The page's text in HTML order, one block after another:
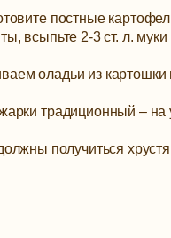
постные
всыпьте 2-3 ст. л.
оладьи из картошки
традиционный –
получиться